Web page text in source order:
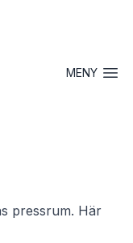
MENYÖppna
pressrum. Här